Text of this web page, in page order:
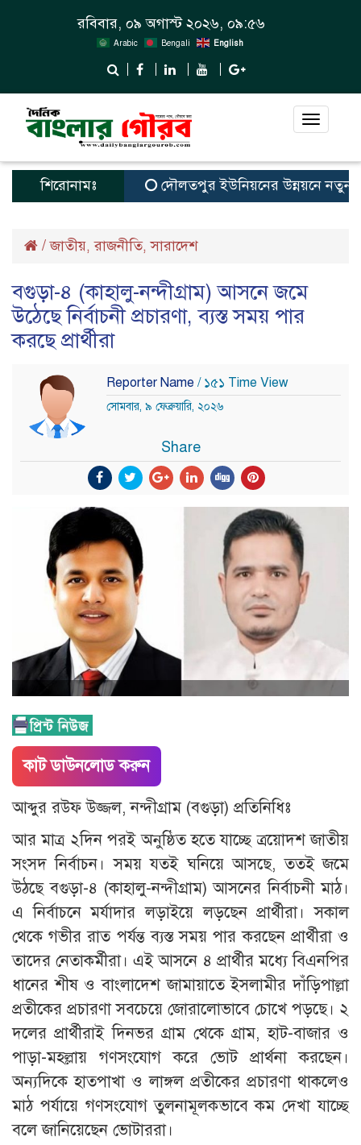
রবিবার, ০৯ অগাস্ট ২০২৬, ০৯:৫৬
Arabic Bengali English
Toggle
শিরোনামঃ দৌলতপুর ইউনিয়নের উন্নয়নে নতুন স্বপ্ন
/জাতীয়,রাজনীতি,সারাদেশ
বগুড়া-৪ (কাহালু-নন্দীগ্রাম) আসনে জমে
উঠেছে নির্বাচনী প্রচারণা, ব্যস্ত সময় পার
করছে প্রার্থীরা
Reporter Name / ১৫১ Time View
সোমবার, ৯ ফেব্রুয়ারি, ২০২৬
Share
কাট ডাউনলোড করুন
আব্দুর রউফ উজ্জল, নন্দীগ্রাম (বগুড়া) প্রতিনিধিঃ
আর মাত্র ২দিন পরই অনুষ্ঠিত হতে যাচ্ছে ত্রয়োদশ জাতীয়
সংসদ নির্বাচন। সময় যতই ঘনিয়ে আসছে, ততই জমে
উঠছে বগুড়া-৪ (কাহালু-নন্দীগ্রাম) আসনের নির্বাচনী মাঠ।
এ নির্বাচনে মর্যাদার লড়াইয়ে লড়ছেন প্রার্থীরা। সকাল
থেকে গভীর রাত পর্যন্ত ব্যস্ত সময় পার করছেন প্রার্থীরা ও
তাদের নেতাকর্মীরা। এই আসনে ৪ প্রার্থীর মধ্যে বিএনপির
ধানের শীষ ও বাংলাদেশ জামায়াতে ইসলামীর দাঁড়িপাল্লা
প্রতীকের প্রচারণা সবচেয়ে জোরালোভাবে চোখে পড়ছে। ২
দলের প্রার্থীরাই দিনভর গ্রাম থেকে গ্রাম, হাট-বাজার ও
পাড়া-মহল্লায় গণসংযোগ করে ভোট প্রার্থনা করছেন।
অন্যদিকে হাতপাখা ও লাঙ্গল প্রতীকের প্রচারণা থাকলেও
মাঠ পর্যায়ে গণসংযোগ তুলনামূলকভাবে কম দেখা যাচ্ছে
বলে জানিয়েছেন ভোটাররা।